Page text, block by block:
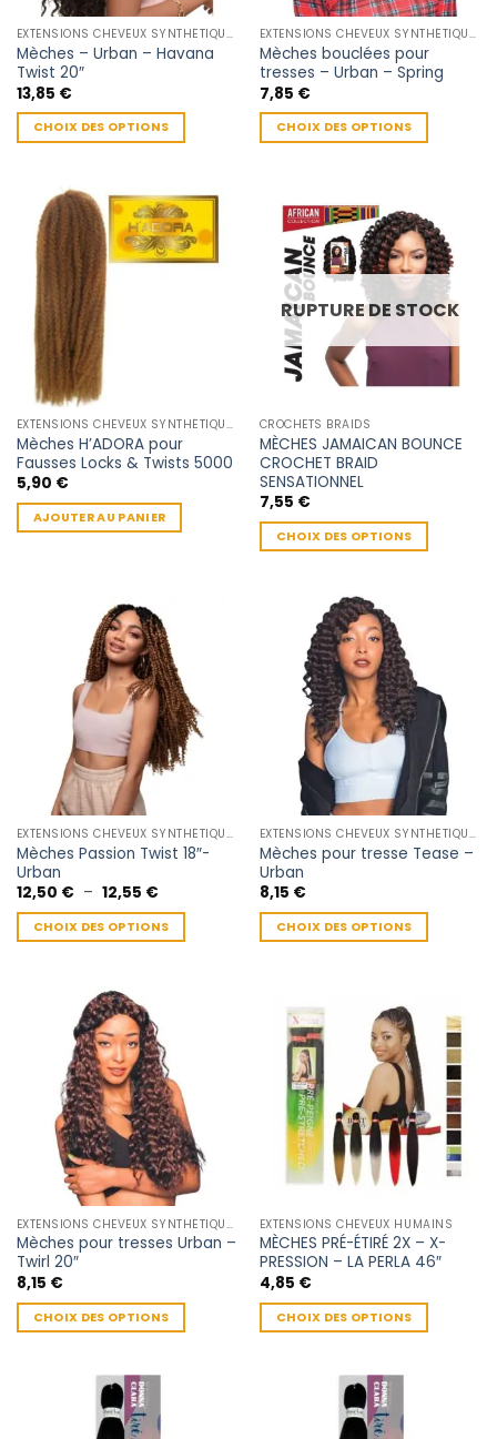
EXTENSIONS CHEVEUX SYNTHÉTIQUES
Mèches – Urban – Havana
Twist 20″
13,85 €
CHOIX DES OPTIONS
plusieurs
variations.
Les
options
peuvent
être
choisies
sur
page
du
produit
EXTENSIONS CHEVEUX SYNTHÉTIQUES
Mèches bouclées pour
tresses – Urban – Spring
7,85 €
CHOIX DES OPTIONS
plusieurs
variations.
options
peuvent
être
choisies
page
du
produit
EXTENSIONS CHEVEUX SYNTHÉTIQUES
Mèches H’ADORA pour
Fausses Locks & Twists 5000
5,90 €
AJOUTER AU PANIER
RUPTURE DE STOCK
CROCHETS BRAIDS
MÈCHES JAMAICAN BOUNCE
CROCHET BRAID
SENSATIONNEL
7,55 €
CHOIX DES OPTIONS
plusieurs
variations.
options
peuvent
choisies
page
du
produit
EXTENSIONS CHEVEUX SYNTHÉTIQUES
Mèches Passion Twist 18″-
Urban
12,50 € – 12,55 €Plage
prix :
12,50 €
à
CHOIX DES OPTIONS
plusieurs
variations.
options
peuvent
choisies
page
du
produit
EXTENSIONS CHEVEUX SYNTHÉTIQUES
Mèches pour tresse Tease –
Urban
8,15 €
CHOIX DES OPTIONS
plusieurs
variations.
options
peuvent
choisies
page
du
produit
EXTENSIONS CHEVEUX SYNTHÉTIQUES
Mèches pour tresses Urban –
Twirl 20″
8,15 €
CHOIX DES OPTIONS
EXTENSIONS CHEVEUX HUMAINS
MÈCHES PRÉ-ÉTIRÉ 2X – X-
PRESSION – LA PERLA 46″
4,85 €
CHOIX DES OPTIONS